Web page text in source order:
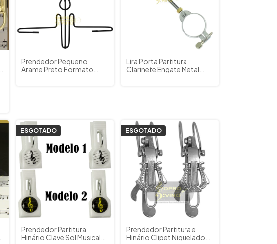
Prendedor Pequeno
Arame Preto Formato
Lira Porta Partitura
Clarinete Engate Metal
ESGOTADO
Prendedor Partitura
Hinário Clave Sol Musical
ESGOTADO
Prendedor Partitura e
Hinário Clipet Niquelado